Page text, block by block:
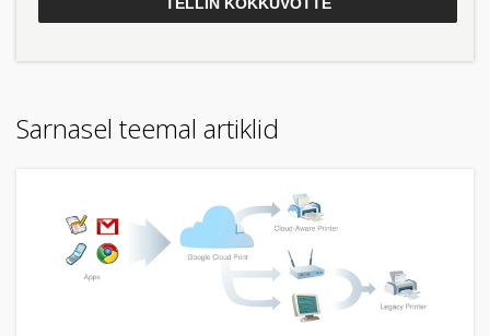
Sarnasel teemal artiklid